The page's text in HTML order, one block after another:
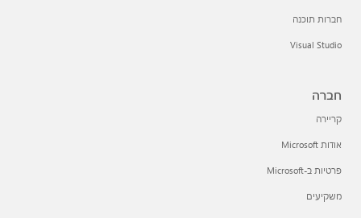
חברות תוכנה
Visual Studio
חברה
קריירה
אודות Microsoft
פרטיות ב-Microsoft
משקיעים